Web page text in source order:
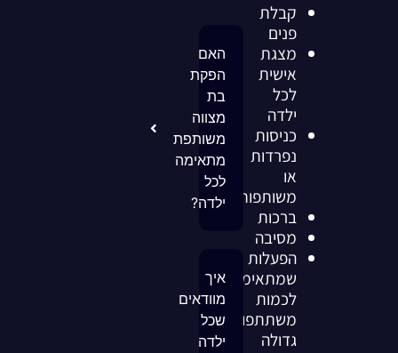
קבלת
פנים
מצגת
אישית
לכל
ילדה
כניסות
נפרדות
או
משותפות
ברכות
מסיבה
הפעלות
שמתאימות
לכמות
משתתפות
גדולה
האם
הפקת
בת
מצווה
משותפת
מתאימה
לכל
ילדה?
איך
מוודאים
שכל
ילדה